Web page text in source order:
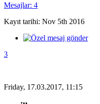
Mesajlar: 4
Kayıt tarihi: Nov 5th 2016
3
Friday, 17.03.2017, 11:15